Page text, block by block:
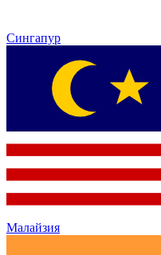
Сингапур
Малайзия